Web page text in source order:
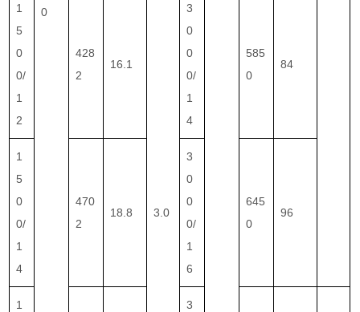
0
1
5
0
0/
1
2
428
2
16.1
3.0
3
0
0
0/
1
4
585
0
84
1
5
0
0/
1
4
470
2
18.8
3
0
0
0/
1
6
645
0
96
1
3